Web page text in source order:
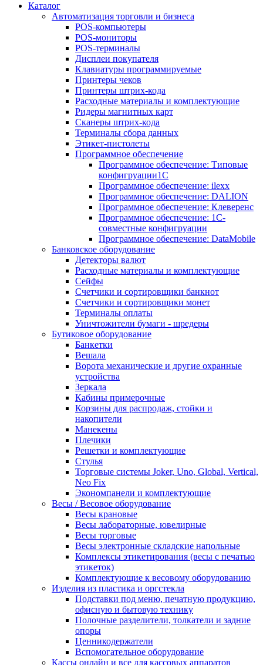
Каталог
Автоматизация торговли и бизнеса
POS-компьютеры
POS-мониторы
POS-терминалы
Дисплеи покупателя
Клавиатуры программируемые
Принтеры чеков
Принтеры штрих-кода
Расходные материалы и комплектующие
Ридеры магнитных карт
Сканеры штрих-кода
Терминалы сбора данных
Этикет-пистолеты
Программное обеспечение
Программное обеспечение: Типовые
конфигруации1С
Программное обеспечение: ilexx
Программное обеспечение: DALION
Программное обеспечение: Клеверенс
Программное обеспечение: 1С-
совместные конфигруации
Программное обеспечение: DataMobile
Банковское оборудование
Детекторы валют
Расходные материалы и комплектующие
Сейфы
Счетчики и сортировщики банкнот
Счетчики и сортировщики монет
Терминалы оплаты
Уничтожители бумаги - шредеры
Бутиковое оборудование
Банкетки
Вешала
Ворота механические и другие охранные
устройства
Зеркала
Кабины примерочные
Корзины для распродаж, стойки и
накопители
Манекены
Плечики
Решетки и комплектующие
Стулья
Торговые системы Joker, Uno, Global, Vertical,
Neo Fix
Экономпанели и комплектующие
Весы / Весовое оборудование
Весы крановые
Весы лабораторные, ювелирные
Весы торговые
Весы электронные складские напольные
Комплексы этикетирования (весы с печатью
этикеток)
Комплектующие к весовому оборудованию
Изделия из пластика и оргстекла
Подставки под меню, печатную продукцию,
офисную и бытовую технику
Полочные разделители, толкатели и задние
опоры
Ценникодержатели
Вспомогательное оборудование
Кассы онлайн и все для кассовых аппаратов